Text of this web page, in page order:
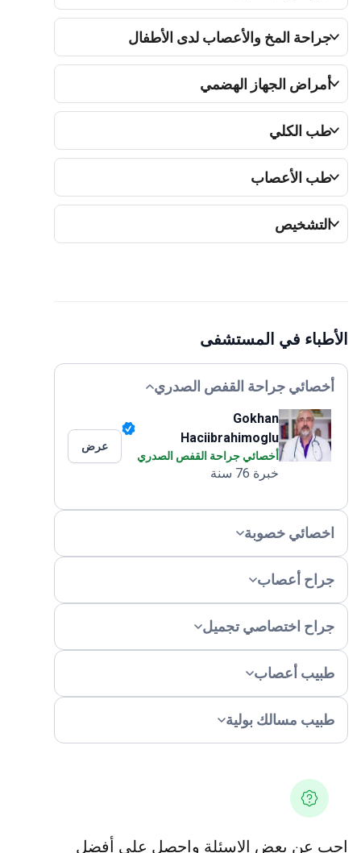
المخ والأعصاب لدى الأطفال
الجهاز الهضمي
الكلي
الأعصاب
في المستشفى
جراحة القفص الصدري
Gokhan
Haciibrahimoglu
أخصائي جراحة القفص الصدري
خصوبة
أعصاب
اختصاصي تجميل
أعصاب
مسالك بولية
عن بعض الاسئلة واحصل على أفضل